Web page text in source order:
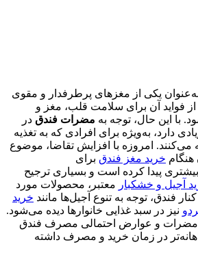
یکی از مغزهای پرطرفدار و مقوی
فواید آن برای سلامت قلب، مغز و
این حال، توجه به مضرات فندق در
دارد، به‌ویژه برای افرادی که به تغذیه
امروزه با افزایش تقاضا، موضوع
خرید مغز فندق برای
پیدا کرده است و بسیاری ترجیح
آجیل و خشکبار معتبر، محصولات مورد
فندق، توجه به تنوع آجیل‌ها مانند خرید
نیز در سبد غذایی خانوارها دیده می‌شود.
مضرات و عوارض احتمالی مصرف فندق
در زمان خرید و مصرف داشته